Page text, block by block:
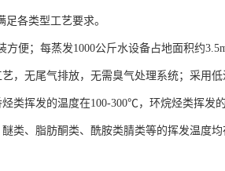
各类型工艺要求。
便；每蒸发1000公斤水设备占地面积约
，无尾气排放，无需臭气处理系统；采用
类挥发的温度在100-300℃，环烷烃类挥发
类、脂肪酮类、酰胺类腈类等的挥发温度